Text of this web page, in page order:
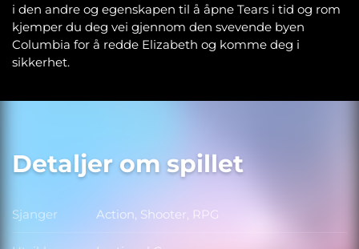
i den andre og egenskapen til å åpne Tears i tid og rom
kjemper du deg vei gjennom den svevende byen
Columbia for å redde Elizabeth og komme deg i
sikkerhet.
Detaljer om spillet
Sjanger Sjanger
Action, Shooter, RPG